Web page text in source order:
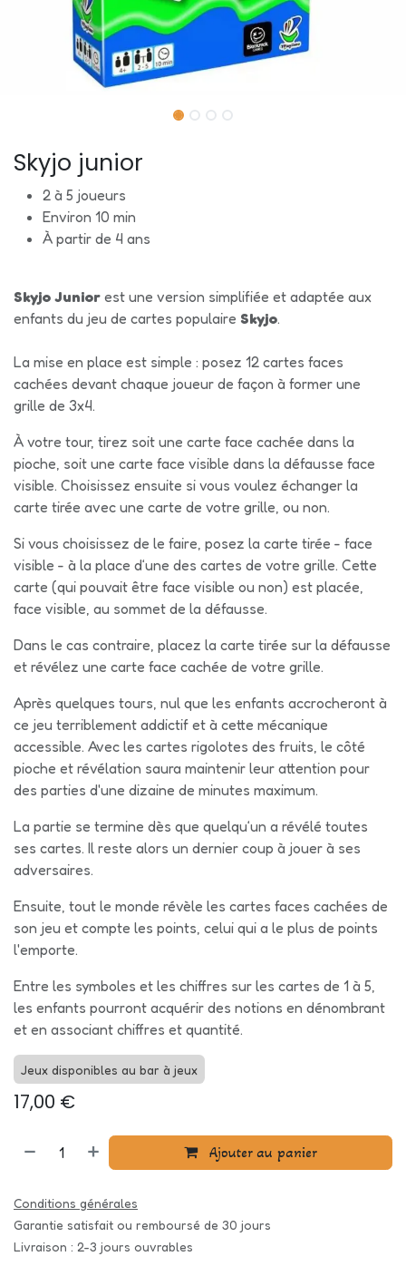
Skyjo junior
2 à 5 joueurs
Environ 10 min
À partir de 4 ans
Skyjo Junior est une version simplifiée et adaptée aux
enfants du jeu de cartes populaire Skyjo.
La mise en place est simple : posez 12 cartes faces
cachées devant chaque joueur de façon à former une
grille de 3x4.
À votre tour, tirez soit une carte face cachée dans la
pioche, soit une carte face visible dans la défausse face
visible. Choisissez ensuite si vous voulez échanger la
carte tirée avec une carte de votre grille, ou non.
Si vous choisissez de le faire, posez la carte tirée - face
visible - à la place d‘une des cartes de votre grille. Cette
carte (qui pouvait être face visible ou non) est placée,
face visible, au sommet de la défausse.
Dans le cas contraire, placez la carte tirée sur la défausse
et révélez une carte face cachée de votre grille.
Après quelques tours, nul que les enfants accrocheront à
ce jeu terriblement addictif et à cette mécanique
accessible. Avec les cartes rigolotes des fruits, le côté
pioche et révélation saura maintenir leur attention pour
des parties d'une dizaine de minutes maximum.
La partie se termine dès que quelqu‘un a révélé toutes
ses cartes. Il reste alors un dernier coup à jouer à ses
adversaires.
Ensuite, tout le monde révèle les cartes faces cachées de
son jeu et compte les points, celui qui a le plus de points
l'emporte.
Entre les symboles et les chiffres sur les cartes de 1 à 5,
les enfants pourront acquérir des notions en dénombrant
et en associant chiffres et quantité.
Jeux disponibles au bar à jeux
17,00 €
Ajouter au panier
Conditions générales
Garantie satisfait ou remboursé de 30 jours
Livraison : 2-3 jours ouvrables